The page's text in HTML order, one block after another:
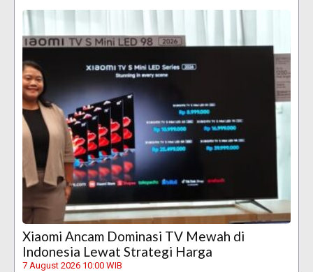
Xiaomi Ancam Dominasi TV Mewah di
Indonesia Lewat Strategi Harga
7 August 2026 10:00 WIB